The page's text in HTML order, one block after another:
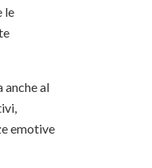
le
anche al
emotive